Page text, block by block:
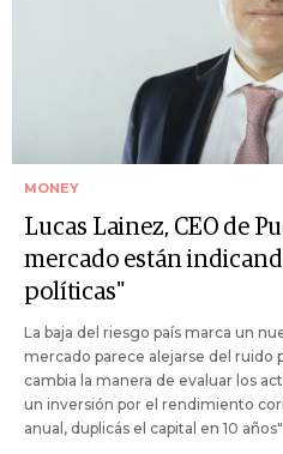
MONEY
Lucas Lainez, CEO de
mercado están
políticas"
La baja del riesgo país marca un
mercado parece alejarse del ruido
cambia la manera de evaluar los
un inversión por el rendimiento
anual, duplicás el capital en 10 años"